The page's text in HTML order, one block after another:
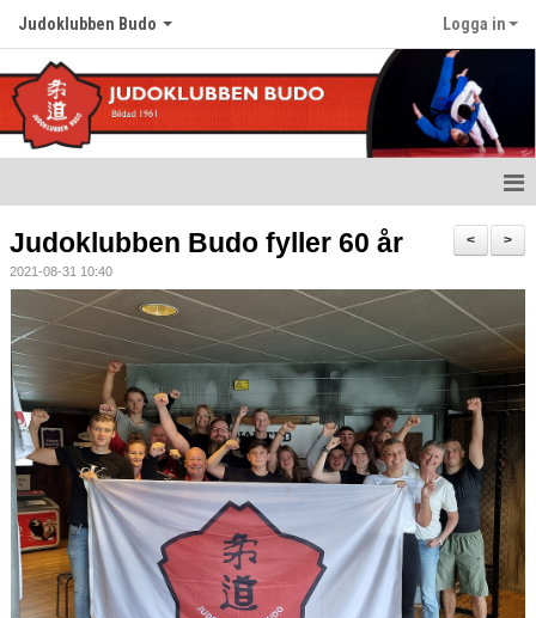
Judoklubben Budo Logga in
Nyheter
Om klubben
Värdegrund
Träningstider
Kalender
Bildgalleri
Dokument
>
<
Judoklubben Budo fyller 60 år
2021-08-31 10:40